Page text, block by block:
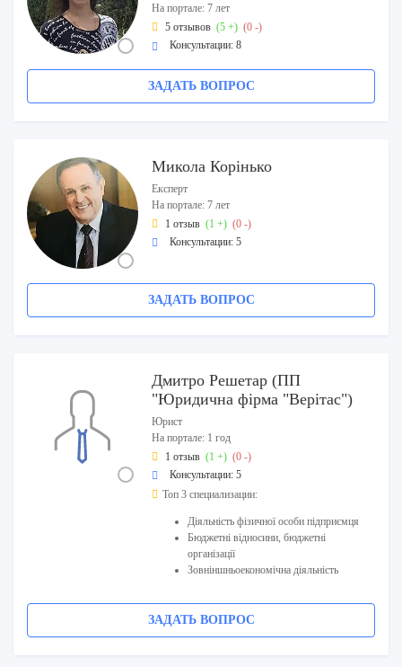
На портале: 7 лет
5 отзывов (5 +) (0 -)
Консультации: 8
ЗАДАТЬ ВОПРОС
Микола Корінько
Експерт
На портале: 7 лет
1 отзыв (1 +) (0 -)
Консультации: 5
ЗАДАТЬ ВОПРОС
Дмитро Решетар (ПП
"Юридична фірма "Верітас")
Юрист
На портале: 1 год
1 отзыв (1 +) (0 -)
Консультации: 5
Топ 3 специализации:
Діяльність фізичної особи підприємця
Бюджетні відносини, бюджетні
організації
Зовніншньоекономічна діяльність
ЗАДАТЬ ВОПРОС